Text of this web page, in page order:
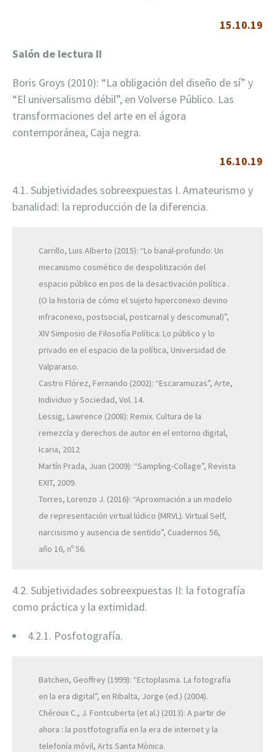
15.10.19
Salón de lectura II
Boris Groys (2010): “La obligación del diseño de sí” y
“El universalismo débil”, en Volverse Público. Las
transformaciones del arte en el ágora
contemporánea, Caja negra.
16.10.19
4.1. Subjetividades sobreexpuestas I. Amateurismo y
banalidad: la reproducción de la diferencia.
Carrillo, Luis Alberto (2015): “Lo banal-profundo: Un
mecanismo cosmético de despolitización del
espacio público en pos de la desactivación política .
(O la historia de cómo el sujeto hiperconexo devino
infraconexo, postsocial, postcarnal y descomunal)”,
XIV Simposio de Filosofía Política: Lo público y lo
privado en el espacio de la política, Universidad de
Valparaiso.
Castro Flórez, Fernando (2002): “Escaramuzas”, Arte,
Individuo y Sociedad, Vol. 14.
Lessig, Lawrence (2008): Remix. Cultura de la
remezcla y derechos de autor en el entorno digital,
Icaria, 2012
Martín Prada, Juan (2009): “Sampling-Collage”, Revista
EXIT, 2009.
Torres, Lorenzo J. (2016): “Aproximación a un modelo
de representación virtual lúdico (MRVL). Virtual Self,
narcisismo y ausencia de sentido”, Cuadernos 56,
año 16, nº 56.
4.2. Subjetividades sobreexpuestas II: la fotografía
como práctica y la extimidad.
4.2.1. Posfotografía.
Batchen, Geoffrey (1999): “Ectoplasma. La fotografía
en la era digital”, en Ribalta, Jorge (ed.) (2004).
Chéroux C., J. Fontcuberta (et al.) (2013): A partir de
ahora : la postfotografía en la era de internet y la
telefonía móvil, Arts Santa Mònica.